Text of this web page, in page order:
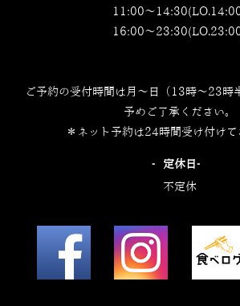
11:00～
16:00～
ご予約の受付時間は月～日（13時～23時
予めご了承ください。
＊ネット予約は24時間受け付けて
‐定休日‐
不定休